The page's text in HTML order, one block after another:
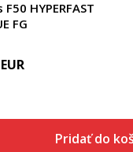
HYPERFAST
FG
EUR
Pridať do